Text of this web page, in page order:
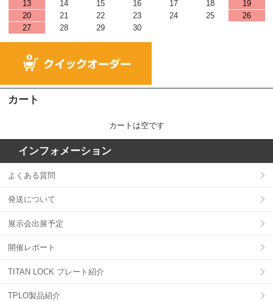
13
14 15 16 17 18
19
20
21 22 23 24 25
26
27
28 29 30
カート
カートは空です
インフォメーション
よくある質問
発送について
展示会出展予定
開催レポート
TITAN LOCK プレート紹介
TPLO製品紹介